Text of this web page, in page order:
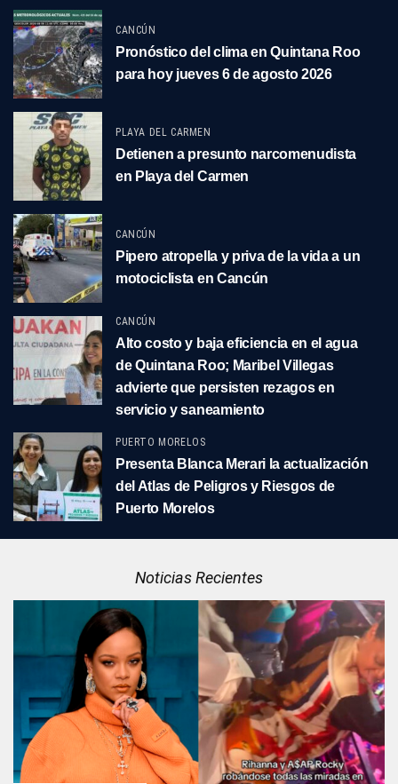
CANCÚN
Pronóstico del clima en Quintana Roo
para hoy jueves 6 de agosto 2026
PLAYA DEL CARMEN
Detienen a presunto narcomenudista
en Playa del Carmen
CANCÚN
Pipero atropella y priva de la vida a un
motociclista en Cancún
CANCÚN
Alto costo y baja eficiencia en el agua
de Quintana Roo; Maribel Villegas
advierte que persisten rezagos en
servicio y saneamiento
PUERTO MORELOS
Presenta Blanca Merari la actualización
del Atlas de Peligros y Riesgos de
Puerto Morelos
Noticias Recientes